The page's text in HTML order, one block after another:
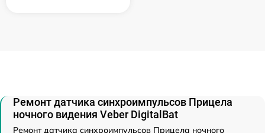
Ремонт датчика синхроимпульсов Прицела
ночного видения Veber DigitalBat
Ремонт датчика синхроимпульсов Прицела ночного